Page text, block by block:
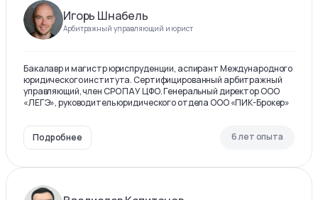
Игорь Шнабель
Арбитражный управляющий и юрист
Бакалавр и магистр юриспруденции, аспирант Международного
юридического института. Сертифицированный арбитражный
управляющий, член СРО ПАУ ЦФО. Генеральный директор ООО
«ЛЕГЭ», руководитель юридического отдела ООО «ПИК-Брокер»
Подробнее 6 лет опыта